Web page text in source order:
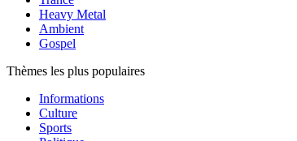
Heavy Metal
Ambient
Gospel
Thèmes les plus populaires
Informations
Culture
Sports